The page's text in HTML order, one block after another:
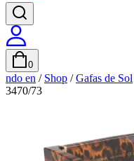
0
ndo en / Shop / Gafas de Sol
3470/73